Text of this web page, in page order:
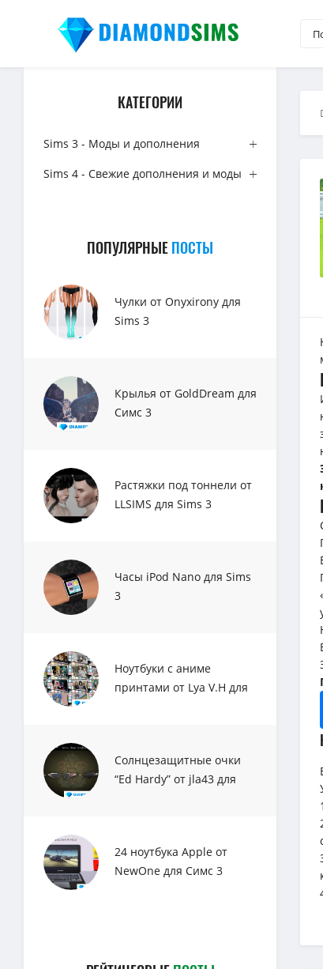
КАТЕГОРИИ
Sims 3 - Моды и дополнения
Sims 4 - Свежие дополнения и моды
ПОПУЛЯРНЫЕПОСТЫ
Чулки от Onyxirony для
Sims 3
Крылья от GoldDream для
Симс 3
Растяжки под тоннели от
LLSIMS для Sims 3
Часы iPod Nano для Sims
3
Ноутбуки с аниме
принтами от Lya V.H для
Солнцезащитные очки
“Ed Hardy” от jla43 для
24 ноутбука Apple от
NewOne для Симс 3